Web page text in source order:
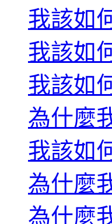
我該如
我該如
我該如
為什麼
我該如
為什麼
為什麼